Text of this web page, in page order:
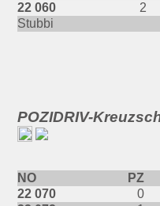
22 060
2
Stubbi
POZIDRIV-
NO PZ
22 070
0